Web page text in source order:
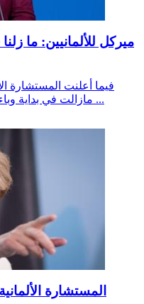
ميركل للألمانيين: ما
فيما أعلنت المستشارة
مازالت في بداية وباء كوفيد-19، وأنه يتعين على الألمان ال ...
المستشارة